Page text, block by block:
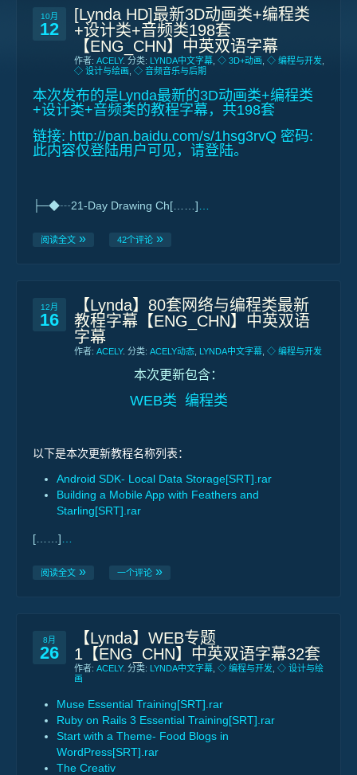
10月
12
[Lynda HD]最新3D动画类+编程类
+设计类+音频类198套
【ENG_CHN】中英双语字幕
作者: ACELY. 分类: LYNDA中文字幕 ◇ 3D+动画 ◇ 编程与开发
◇ 设计与绘画 ◇ 音频音乐与后期
本次发布的是Lynda最新的3D动画类+编程类
+设计类+音频类的教程字幕，共198套
链接: http://pan.baidu.com/s/1hsg3rvQ 密码:
此内容仅登陆用户可见，请登陆。
├─◆┄21-Day Drawing Ch[……]
阅读全文 42个评论
12月
16
【Lynda】80套网络与编程类最新
教程字幕【ENG_CHN】中英双语
字幕
作者: ACELY. 分类: ACELY动态 LYNDA中文字幕 ◇ 编程与开发
本次更新包含：
WEB类 编程类
以下是本次更新教程名称列表：
Android SDK- Local Data Storage[SRT].rar
Building a Mobile App with Feathers and
Starling[SRT].rar
[……]
阅读全文 一个评论
8月
26
【Lynda】WEB专题
1【ENG_CHN】中英双语字幕32套
作者: ACELY. 分类: LYNDA中文字幕 ◇ 编程与开发 ◇ 设计与绘
画
Muse Essential Training[SRT].rar
Ruby on Rails 3 Essential Training[SRT].rar
Start with a Theme- Food Blogs in
WordPress[SRT].rar
The Creativ